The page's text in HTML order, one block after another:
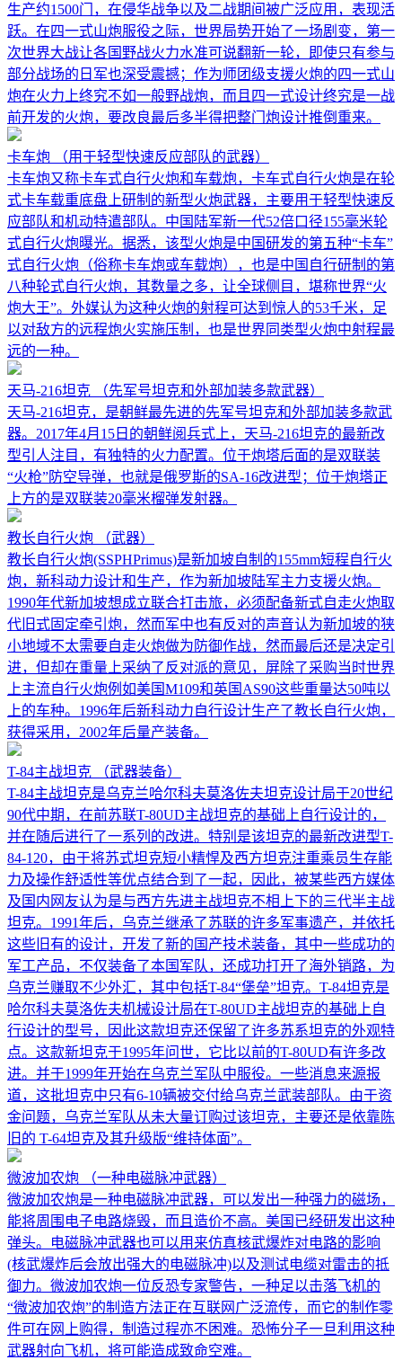
生产约1500门，在侵华战争以及二战期间被广泛应用，表现活
跃。在四一式山炮服役之际，世界局势开始了一场剧变，第一
次世界大战让各国野战火力水准可说翻新一轮，即使只有参与
部分战场的日军也深受震撼；作为师团级支援火炮的四一式山
炮在火力上终究不如一般野战炮，而且四一式设计终究是一战
前开发的火炮，要改良最后多半得把整门炮设计推倒重来。
卡车炮
（用于轻型快速反应部队的武器）
卡车炮又称卡车式自行火炮和车载炮，卡车式自行火炮是在轮
式卡车载重底盘上研制的新型火炮武器，主要用于轻型快速反
应部队和机动特遣部队。中国陆军新一代52倍口径155毫米轮
式自行火炮曝光。据悉，该型火炮是中国研发的第五种“卡车”
式自行火炮（俗称卡车炮或车载炮），也是中国自行研制的第
八种轮式自行火炮，其数量之多，让全球侧目，堪称世界“火
炮大王”。外媒认为这种火炮的射程可达到惊人的53千米，足
以对敌方的远程炮火实施压制，也是世界同类型火炮中射程最
远的一种。
天马-216坦克
（先军号坦克和外部加装多款武器）
天马-216坦克，是朝鲜最先进的先军号坦克和外部加装多款武
器。2017年4月15日的朝鲜阅兵式上，天马-216坦克的最新改
型引人注目，有独特的火力配置。位于炮塔后面的是双联装
“火枪”防空导弹，也就是俄罗斯的SA-16改进型；位于炮塔正
上方的是双联装20毫米榴弹发射器。
教长自行火炮
（武器）
教长自行火炮(SSPHPrimus)是新加坡自制的155mm短程自行火
炮，新科动力设计和生产，作为新加坡陆军主力支援火炮。
1990年代新加坡想成立联合打击旅，必须配备新式自走火炮取
代旧式固定牵引炮，然而军中也有反对的声音认为新加坡的狭
小地域不太需要自走火炮做为防御作战，然而最后还是决定引
进，但却在重量上采纳了反对派的意见，屏除了采购当时世界
上主流自行火炮例如美国M109和英国AS90这些重量达50吨以
上的车种。1996年后新科动力自行设计生产了教长自行火炮，
获得采用，2002年后量产装备。
T-84主战坦克
（武器装备）
T-84主战坦克是乌克兰哈尔科夫莫洛佐夫坦克设计局于20世纪
90代中期，在前苏联T-80UD主战坦克的基础上自行设计的，
并在随后进行了一系列的改进。特别是该坦克的最新改进型T-
84-120，由于将苏式坦克短小精悍及西方坦克注重乘员生存能
力及操作舒适性等优点结合到了一起，因此，被某些西方媒体
及国内网友认为是与西方先进主战坦克不相上下的三代半主战
坦克。1991年后，乌克兰继承了苏联的许多军事遗产，并依托
这些旧有的设计，开发了新的国产技术装备，其中一些成功的
军工产品，不仅装备了本国军队，还成功打开了海外销路，为
乌克兰赚取不少外汇，其中包括T-84“堡垒”坦克。T-84坦克是
哈尔科夫莫洛佐夫机械设计局在T-80UD主战坦克的基础上自
行设计的型号，因此这款坦克还保留了许多苏系坦克的外观特
点。这款新坦克于1995年问世，它比以前的T-80UD有许多改
进。并于1999年开始在乌克兰军队中服役。一些消息来源报
道，这批坦克中只有6-10辆被交付给乌克兰武装部队。由于资
金问题，乌克兰军队从未大量订购过该坦克，主要还是依靠陈
旧的 T-64坦克及其升级版“维持体面”。
微波加农炮
（一种电磁脉冲武器）
微波加农炮是一种电磁脉冲武器，可以发出一种强力的磁场，
能将周围电子电路烧毁，而且造价不高。美国已经研发出这种
弹头。电磁脉冲武器也可以用来仿真核武爆炸对电路的影响
(核武爆炸后会放出强大的电磁脉冲)以及测试电缆对雷击的抵
御力。微波加农炮一位反恐专家警告，一种足以击落飞机的
“微波加农炮”的制造方法正在互联网广泛流传，而它的制作零
件可在网上购得，制造过程亦不困难。恐怖分子一旦利用这种
武器射向飞机，将可能造成致命空难。